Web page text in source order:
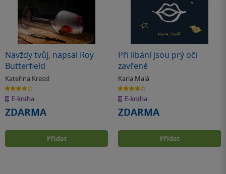
Navždy tvůj, napsal Roy
Butterfield
Kateřina Kressl
4.0
z
5
hvězdiček
E-kniha
ZDARMA
Přidat
Při líbání jsou prý oči
zavřené
Karla Malá
3.9
z
5
hvězdiček
E-kniha
ZDARMA
Přidat